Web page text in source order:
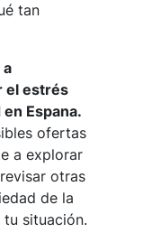
tan
el estrés
Espana.
ofertas
a explorar
otras
de la
tu situación.